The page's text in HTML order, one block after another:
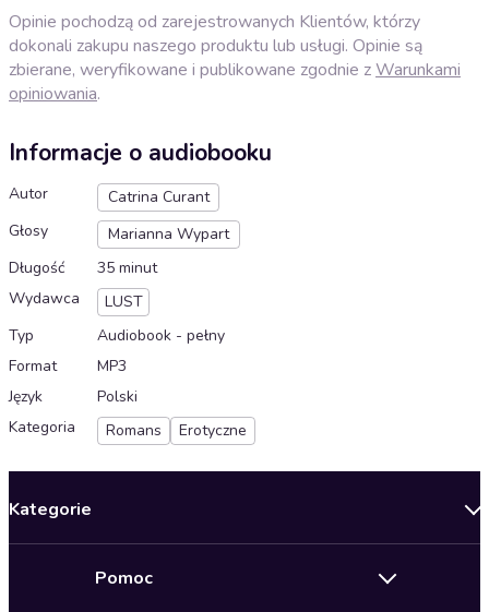
Opinie pochodzą od zarejestrowanych Klientów, którzy
dokonali zakupu naszego produktu lub usługi. Opinie są
zbierane, weryfikowane i publikowane zgodnie zWarunkami
opiniowania.
Informacje o audiobooku
Autor
Catrina Curant
Głosy
Marianna Wypart
Długość
35 minut
Wydawca
LUST
Typ
Audiobook - pełny
Format
MP3
Język
Polski
Kategoria
Romans Erotyczne
Kategorie
Pomoc